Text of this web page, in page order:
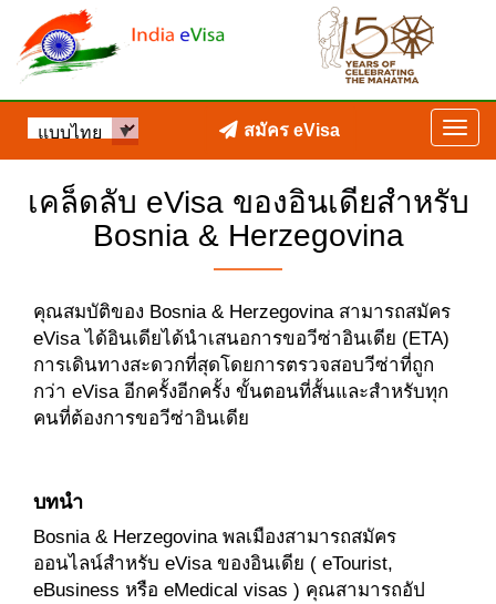
สมัคร eVisa
เคล็ดลับ eVisa ของอินเดียสำหรับ
Bosnia & Herzegovina
คุณสมบัติของ Bosnia & Herzegovina สามารถสมัคร
eVisa ได้อินเดียได้นำเสนอการขอวีซ่าอินเดีย (ETA)
การเดินทางสะดวกที่สุดโดยการตรวจสอบวีซ่าที่ถูก
กว่า eVisa อีกครั้งอีกครั้ง ขั้นตอนที่สั้นและสำหรับทุก
คนที่ต้องการขอวีซ่าอินเดีย
บทนำ
Bosnia & Herzegovina พลเมืองสามารถสมัคร
ออนไลน์สำหรับ eVisa ของอินเดีย ( eTourist,
eBusiness หรือ eMedical visas ) คุณสามารถอัป